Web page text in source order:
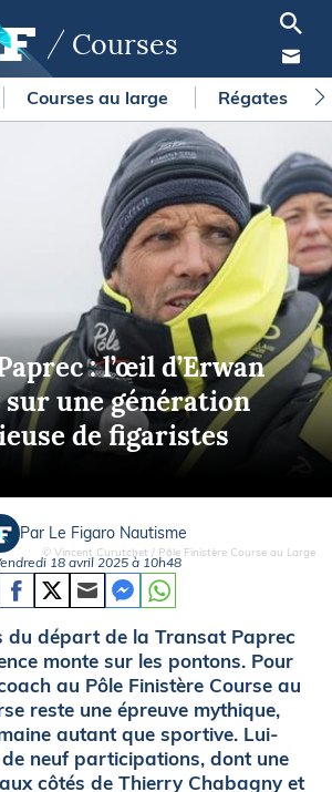
Courses
Courses au large Régates
: l’œil d’Erwan
une génération
de figaristes
© Vincent Curutchet / Pôle Finistère Course au Large
Par Le Figaro Nautisme
18 avril 2025 à 10h48
du départ de la Transat Paprec
monte sur les pontons. Pour
au Pôle Finistère Course au
reste une épreuve mythique,
autant que sportive. Lui-
neuf participations, dont une
côtés de Thierry Chabagny et